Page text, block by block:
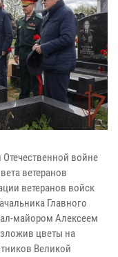
войне
ветеранов
ветеранов войск
Главного
майором Алексеем
цветы на
Великой